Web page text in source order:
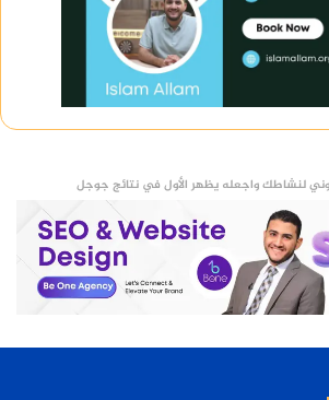
لنشاطك واجعله يظهر الأول في نتائج جوجل